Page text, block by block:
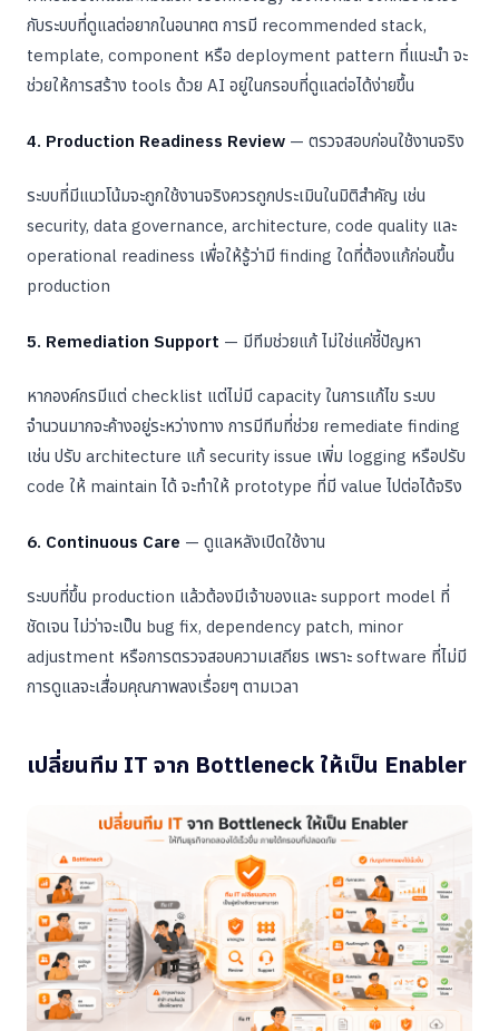
กับระบบที่ดูแลต่อยากในอนาคต การมี recommended stack,
template, component หรือ deployment pattern ที่แนะนำ จะ
ช่วยให้การสร้าง tools ด้วย AI อยู่ในกรอบที่ดูแลต่อได้ง่ายขึ้น
4. Production Readiness Review — ตรวจสอบก่อนใช้งานจริง
ระบบที่มีแนวโน้มจะถูกใช้งานจริงควรถูกประเมินในมิติสำคัญ เช่น
security, data governance, architecture, code quality และ
operational readiness เพื่อให้รู้ว่ามี finding ใดที่ต้องแก้ก่อนขึ้น
production
5. Remediation Support — มีทีมช่วยแก้ ไม่ใช่แค่ชี้ปัญหา
หากองค์กรมีแต่ checklist แต่ไม่มี capacity ในการแก้ไข ระบบ
จำนวนมากจะค้างอยู่ระหว่างทาง การมีทีมที่ช่วย remediate finding
เช่น ปรับ architecture แก้ security issue เพิ่ม logging หรือปรับ
code ให้ maintain ได้ จะทำให้ prototype ที่มี value ไปต่อได้จริง
6. Continuous Care — ดูแลหลังเปิดใช้งาน
ระบบที่ขึ้น production แล้วต้องมีเจ้าของและ support model ที่
ชัดเจน ไม่ว่าจะเป็น bug fix, dependency patch, minor
adjustment หรือการตรวจสอบความเสถียร เพราะ software ที่ไม่มี
การดูแลจะเสื่อมคุณภาพลงเรื่อยๆ ตามเวลา
เปลี่ยนทีม IT จาก Bottleneck ให้เป็น Enabler